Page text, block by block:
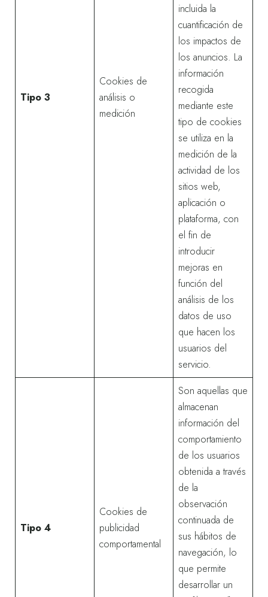
Tipo 3
Cookies de
análisis o
medición
incluida la
cuantificación de
los impactos de
los anuncios. La
información
recogida
mediante este
tipo de cookies
se utiliza en la
medición de la
actividad de los
sitios web,
aplicación o
plataforma, con
el fin de
introducir
mejoras en
función del
análisis de los
datos de uso
que hacen los
usuarios del
servicio.
Tipo 4
Cookies de
publicidad
comportamental
Son aquellas que
almacenan
información del
comportamiento
de los usuarios
obtenida a través
de la
observación
continuada de
sus hábitos de
navegación, lo
que permite
desarrollar un